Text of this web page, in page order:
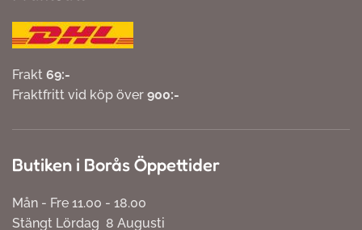
Frakt 69:-
Fraktfritt vid köp över 900:-
Butiken i Borås Öppettider
Mån - Fre 11.00 - 18.00
Stängt Lördag 8 Augusti